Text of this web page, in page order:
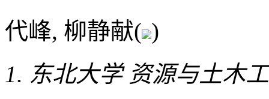
代峰, 柳静献( )
东北大学 资源与土木